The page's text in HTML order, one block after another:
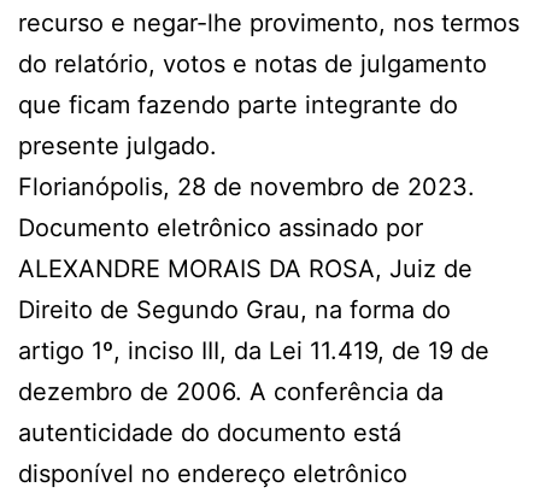
recurso e negar-lhe provimento, nos termos
do relatório, votos e notas de julgamento
que ficam fazendo parte integrante do
presente julgado.
Florianópolis, 28 de novembro de 2023.
Documento eletrônico assinado por
ALEXANDRE MORAIS DA ROSA, Juiz de
Direito de Segundo Grau, na forma do
artigo 1º, inciso III, da Lei 11.419, de 19 de
dezembro de 2006. A conferência da
autenticidade do documento está
disponível no endereço eletrônico